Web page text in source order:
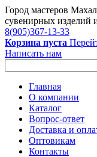
Город мастеров
сувенирных изделий
8(905)367-13-33
Корзина пуста
Написать нам
Главная
О компании
Каталог
Вопрос-ответ
Доставка и
Оптовикам
Контакты